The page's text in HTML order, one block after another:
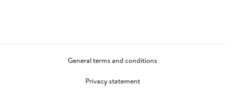
General terms and conditions
Privacy statement